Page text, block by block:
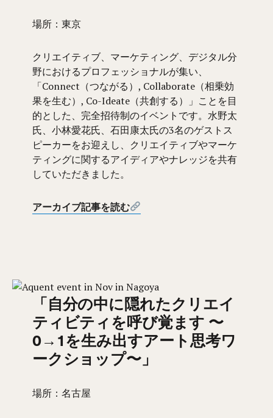
場所：東京
クリエイティブ、マーケティング、デジタル分
野におけるプロフェッショナルが集い、
「Connect（つながる）, Collaborate（相乗効
果を生む）, Co-Ideate（共創する）」ことを目
的とした、完全招待制のイベントです。水野太
氏、小林愛花氏、石田康太氏の3名のゲストス
ピーカーをお迎えし、クリエイティブやマーケ
ティングに関するアイディアやナレッジを共有
していただきました。
アーカイブ記事を読む
「自分の中に隠れたクリエイ
ティビティを呼び覚ます 〜
0→1を生み出すアート思考ワ
ークショップ〜」
場所：名古屋